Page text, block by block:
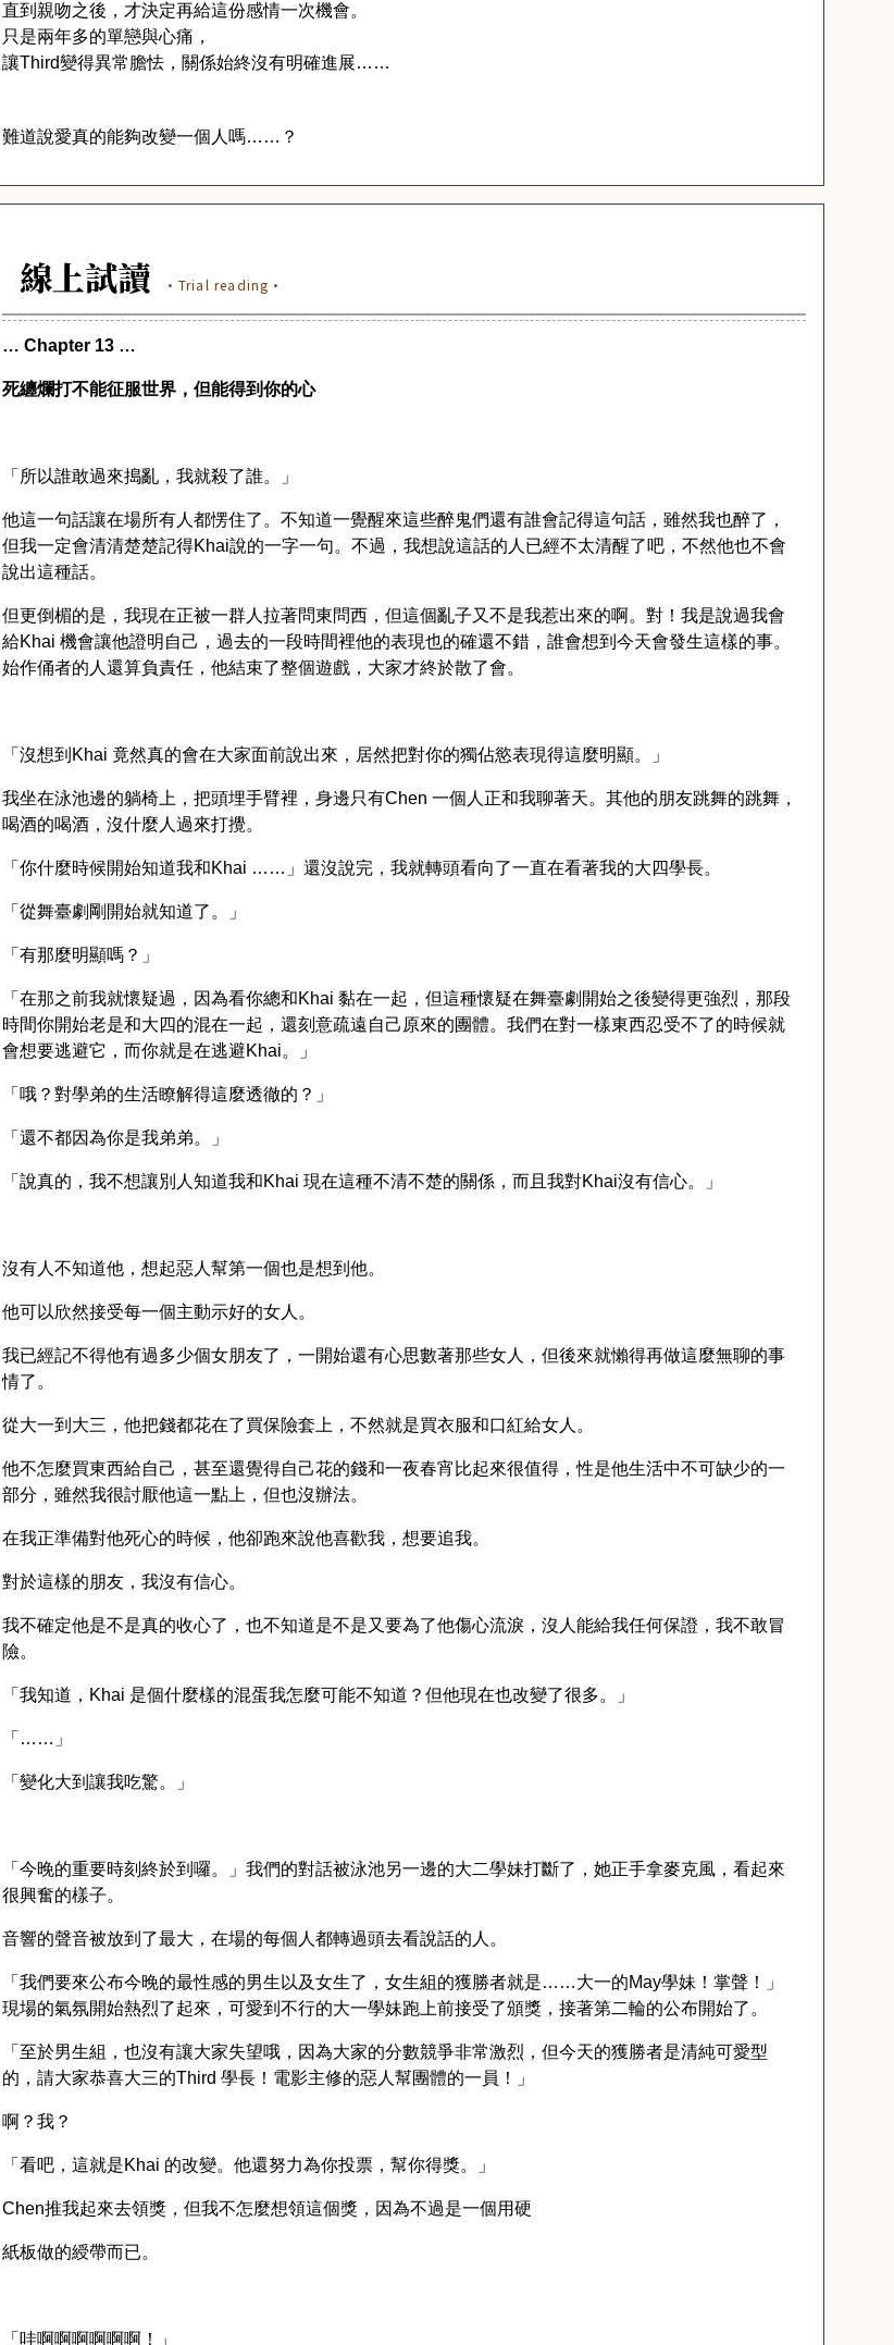
直到親吻之後，才決定再給這份感情一次機會。
只是兩年多的單戀與心痛，
讓Third變得異常膽怯，關係始終沒有明確進展……
難道說愛真的能夠改變一個人嗎……？
線上試讀 ·Trial reading·
… Chapter 13 …
死纏爛打不能征服世界，但能得到你的心
「所以誰敢過來搗亂，我就殺了誰。」
他這一句話讓在場所有人都愣住了。不知道一覺醒來這些醉鬼們還有誰會記得這句話，雖然我也醉了，
但我一定會清清楚楚記得Khai說的一字一句。不過，我想說這話的人已經不太清醒了吧，不然他也不會
說出這種話。
但更倒楣的是，我現在正被一群人拉著問東問西，但這個亂子又不是我惹出來的啊。對！我是說過我會
給Khai 機會讓他證明自己，過去的一段時間裡他的表現也的確還不錯，誰會想到今天會發生這樣的事。
始作俑者的人還算負責任，他結束了整個遊戲，大家才終於散了會。
「沒想到 Khai 竟然真的會在大家面前說出來，居然把對你的獨佔慾表現得這麼明顯。」
我坐在泳池邊的躺椅上，把頭埋手臂裡，身邊只有Chen 一個人正和我聊著天。其他的朋友跳舞的跳舞，
喝酒的喝酒，沒什麼人過來打攪。
「你什麼時候開始知道我和Khai ……」還沒說完，我就轉頭看向了一直在看著我的大四學長。
「從舞臺劇剛開始就知道了。」
「有那麼明顯嗎？」
「在那之前我就懷疑過，因為看你總和Khai 黏在一起，但這種懷疑在舞臺劇開始之後變得更強烈，那段
時間你開始老是和大四的混在一起，還刻意疏遠自己原來的團體。我們在對一樣東西忍受不了的時候就
會想要逃避它，而你就是在逃避Khai。」
「哦？對學弟的生活瞭解得這麼透徹的？」
「還不都因為你是我弟弟。」
「說真的，我不想讓別人知道我和Khai 現在這種不清不楚的關係，而且我對Khai沒有信心。」
沒有人不知道他，想起惡人幫第一個也是想到他。
他可以欣然接受每一個主動示好的女人。
我已經記不得他有過多少個女朋友了，一開始還有心思數著那些女人，但後來就懶得再做這麼無聊的事
情了。
從大一到大三，他把錢都花在了買保險套上，不然就是買衣服和口紅給女人。
他不怎麼買東西給自己，甚至還覺得自己花的錢和一夜春宵比起來很值得，性是他生活中不可缺少的一
部分，雖然我很討厭他這一點上，但也沒辦法。
在我正準備對他死心的時候，他卻跑來說他喜歡我，想要追我。
對於這樣的朋友，我沒有信心。
我不確定他是不是真的收心了，也不知道是不是又要為了他傷心流淚，沒人能給我任何保證，我不敢冒
險。
「我知道， Khai 是個什麼樣的混蛋我怎麼可能不知道？但他現在也改變了很多。」
「……」
「變化大到讓我吃驚。」
「今晚的重要時刻終於到囉。」我們的對話被泳池另一邊的大二學妹打斷了，她正手拿麥克風，看起來
很興奮的樣子。
音響的聲音被放到了最大，在場的每個人都轉過頭去看說話的人。
「我們要來公布今晚的最性感的男生以及女生了，女生組的獲勝者就是……大一的May學妹！掌聲！」
現場的氣氛開始熱烈了起來，可愛到不行的大一學妹跑上前接受了頒獎，接著第二輪的公布開始了。
「至於男生組，也沒有讓大家失望哦，因為大家的分數競爭非常激烈，但今天的獲勝者是清純可愛型
的，請大家恭喜大三的Third 學長！電影主修的惡人幫團體的一員！」
啊？我？
「看吧，這就是Khai 的改變。他還努力為你投票，幫你得獎。」
Chen推我起來去領獎，但我不怎麼想領這個獎，因為不過是一個用硬
紙板做的綬帶而已。
「哇啊啊啊啊啊啊！」